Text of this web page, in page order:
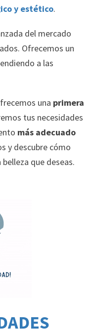
y estético.
del mercado
Ofrecemos un
a las
una primera
tus necesidades
más adecuado
y descubre cómo
que deseas.